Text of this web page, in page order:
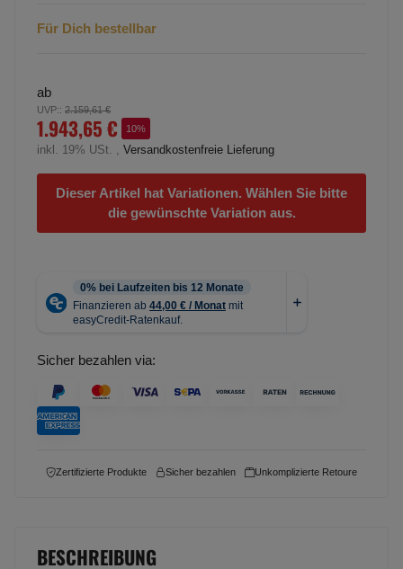
Für Dich bestellbar
ab
UVP:: 2.159,61 €
1.943,65 € 10%
inkl. 19% USt. , Versandkostenfreie Lieferung
Dieser Artikel hat Variationen. Wählen Sie bitte
die gewünschte Variation aus.
Sicher bezahlen via:
Zertifizierte Produkte Sicher bezahlen Unkomplizierte Retoure
BESCHREIBUNG